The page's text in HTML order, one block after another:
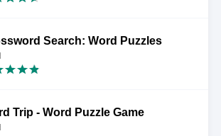
Search: Word Puzzles
Trip - Word Puzzle Game